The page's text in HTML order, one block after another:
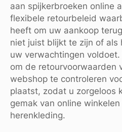
aan spijkerbroeken online
flexibele retourbeleid
heeft om uw aankoop
niet juist blijkt te zijn of als
uw verwachtingen
om de retourvoorwaarden
webshop te controleren
plaatst, zodat u zorgeloos
gemak van online
herenkleding.